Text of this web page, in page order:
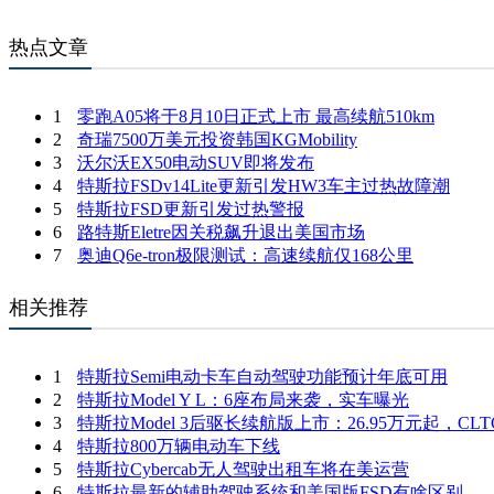
热点文章
1
零跑A05将于8月10日正式上市 最高续航510km
2
奇瑞7500万美元投资韩国KGMobility
3
沃尔沃EX50电动SUV即将发布
4
特斯拉FSDv14Lite更新引发HW3车主过热故障潮
5
特斯拉FSD更新引发过热警报
6
路特斯Eletre因关税飙升退出美国市场
7
奥迪Q6e-tron极限测试：高速续航仅168公里
相关推荐
1
特斯拉Semi电动卡车自动驾驶功能预计年底可用
2
特斯拉Model Y L：6座布局来袭，实车曝光
3
特斯拉Model 3后驱长续航版上市：26.95万元起，
4
特斯拉800万辆电动车下线
5
特斯拉Cybercab无人驾驶出租车将在美运营